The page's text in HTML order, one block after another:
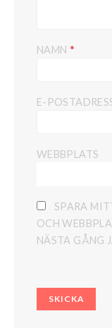
NAMN *
E-
WEBBPLATS
SPARA
OCH
NÄSTA GÅNG